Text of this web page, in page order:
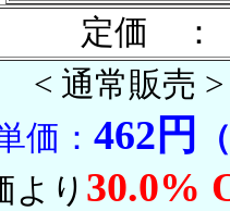
定価 ：
< 通常販売 >
価： 462円
より 30.0%